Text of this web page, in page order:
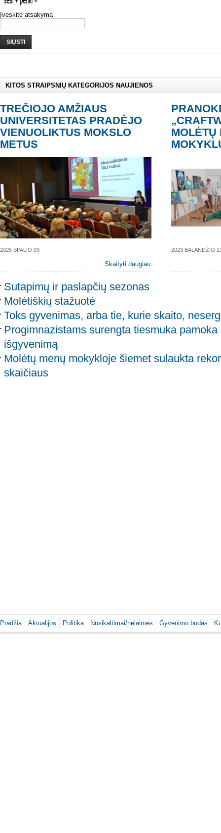
Įveskite atsakymą
SIŲSTI
KITOS STRAIPSNIŲ KATEGORIJOS NAUJIENOS
TREČIOJO AMŽIAUS
UNIVERSITETAS PRADĖJO
VIENUOLIKTUS MOKSLO
METUS
2025 SPALIO 09
Skaityti daugiau...
MOLĖTŲ
2023 BALANDŽIO
Sutapimų ir paslapčių sezonas
Molėtiškių stažuotė
Toks gyvenimas, arba tie, kurie skaito,
Progimnazistams surengta tiesmuka
išgyvenimą
Molėtų menų mokykloje šiemet sulaukta
skaičiaus
Pradžia Aktualijos Politika Nusikaltimai/nelaimės Gyvenimo būdas